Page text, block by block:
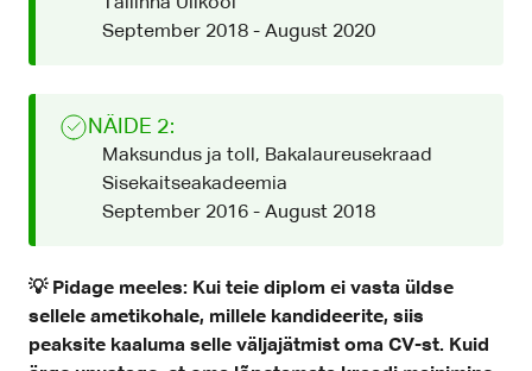
September 2018 - August 2020
NÄIDE 2:
Maksundus ja toll, Bakalaureusekraad
Sisekaitseakadeemia
September 2016 - August 2018
💡 Pidage meeles: Kui teie diplom ei vasta üldse
sellele ametikohale, millele kandideerite, siis
peaksite kaaluma selle väljajätmist oma CV-st. Kuid